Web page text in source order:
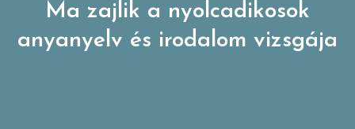
Ma zajlik a nyolcadikosok
anyanyelv és irodalom vizsgája